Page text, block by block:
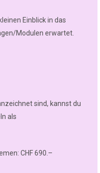
Einblick in das
Modulen erwartet.
sind, kannst du
als
CHF 690.–